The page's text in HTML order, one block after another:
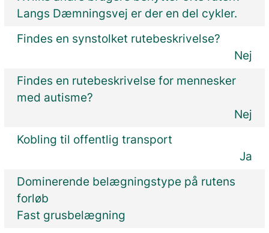
Langs Dæmningsvej er der en del cykler.
Findes en synstolket rutebeskrivelse?
Nej
Findes en rutebeskrivelse for mennesker
med autisme?
Nej
Kobling til offentlig transport
Ja
Dominerende belægningstype på rutens
forløb
Fast grusbelægning